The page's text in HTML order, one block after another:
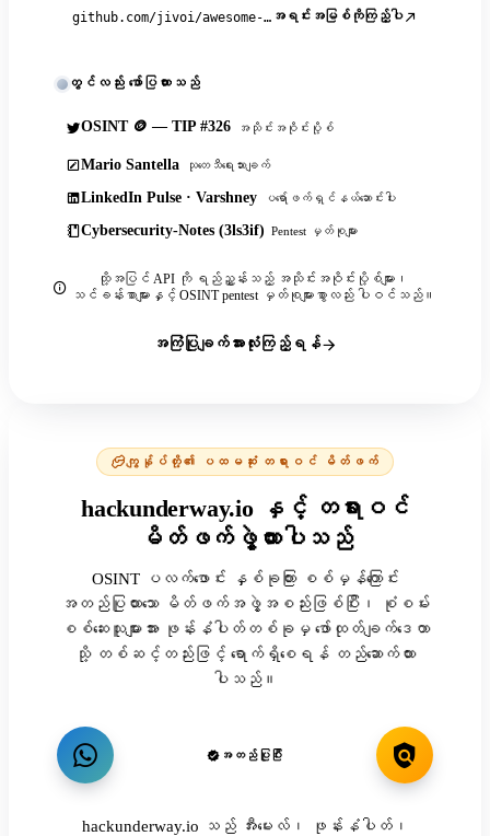
github.com/jivoi/awesome-osint အရင်းအမြစ်ကိုကြည့်ပါ
တွင်လည်း ဖော်ပြထားသည်
OSINT 🪙 — TIP #326 အသိုင်းအဝိုင်းပို့စ်
Mario Santella သုတေသီရေးသားချက်
LinkedIn Pulse · Varshney ပရော်ဖက်ရှင်နယ်ဆောင်းပါး
Cybersecurity-Notes (3ls3if) Pentest မှတ်စုများ
ထို့အပြင် API ကို ရည်ညွှန်းသည့် အသိုင်းအဝိုင်းပို့စ်များ၊
သင်ခန်းစာများနှင့် OSINT pentest မှတ်စုများစွာလည်း ပါဝင်သည်။
အကြံပြုချက်အားလုံးကြည့်ရန်
ကျွန်ုပ်တို့၏ ပထမဆုံး တရားဝင် မိတ်ဖက်
hackunderway.io နှင့် တရားဝင်
မိတ်ဖက်ဖွဲ့ထားပါသည်
OSINT ပလက်ဖောင်း နှစ်ခုကြား စစ်မှန်ကြောင်း
အတည်ပြုထားသော မိတ်ဖက်အဖွဲ့အစည်းဖြစ်ပြီး၊ စုံစမ်း
စစ်ဆေးသူများအား ဖုန်းနံပါတ်တစ်ခုမှ ဖော်ထုတ်ချက်ဒေတာ
သို့ တစ်ဆင့်တည်းဖြင့် ရောက်ရှိစေရန် တည်ဆောက်ထား
ပါသည်။
အတည်ပြုပြီး
hackunderway.io သည် အီးမေးလ်၊ ဖုန်းနံပါတ်၊